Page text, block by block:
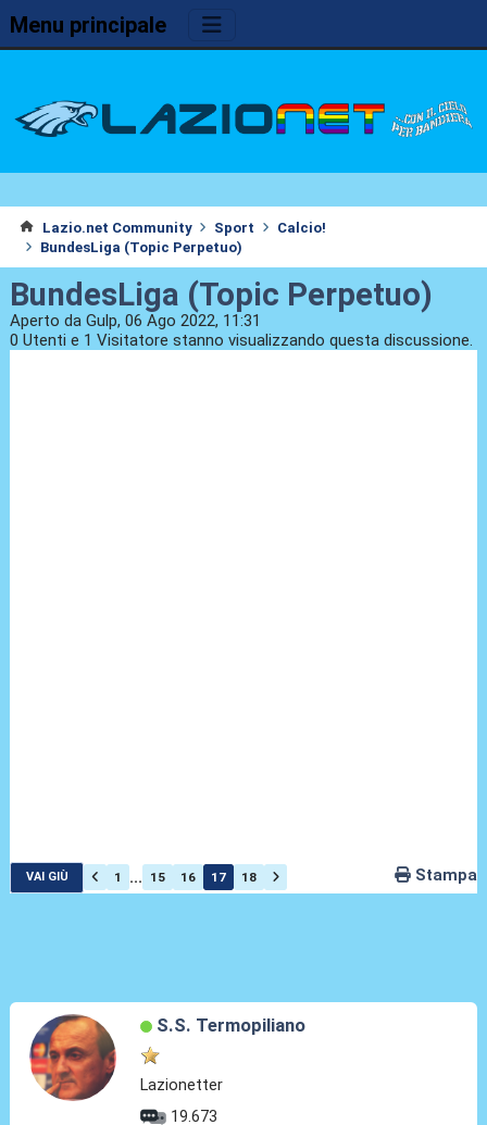
Menu principale
Lazio.net Community Sport
Calcio!
BundesLiga (Topic Perpetuo)
BundesLiga (Topic Perpetuo)
Aperto da Gulp, 06 Ago 2022, 11:31
0 Utenti e 1 Visitatore stanno visualizzando questa discussione.
VAI GIÙ 1 ... 15 16 17 18 Stampa
S.S. Termopiliano
Lazionetter
19.673